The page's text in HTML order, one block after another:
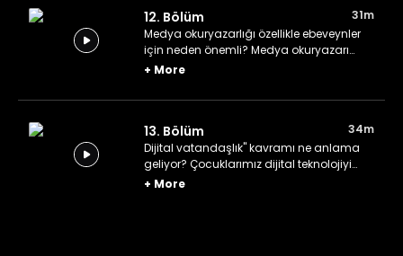
12. Bölüm
31m
Medya okuryazarlığı özellikle ebeveynler
için neden önemli? Medya okuryazarı
nasıl olunur? Medya okuryazarlığının
ilişkisi var?
+ More
13. Bölüm
34m
Dijital vatandaşlık" kavramı ne anlama
geliyor? Çocuklarımız dijital teknolojiyi
nasıl değerlendiriyor? Çocuklarımızın
+ More